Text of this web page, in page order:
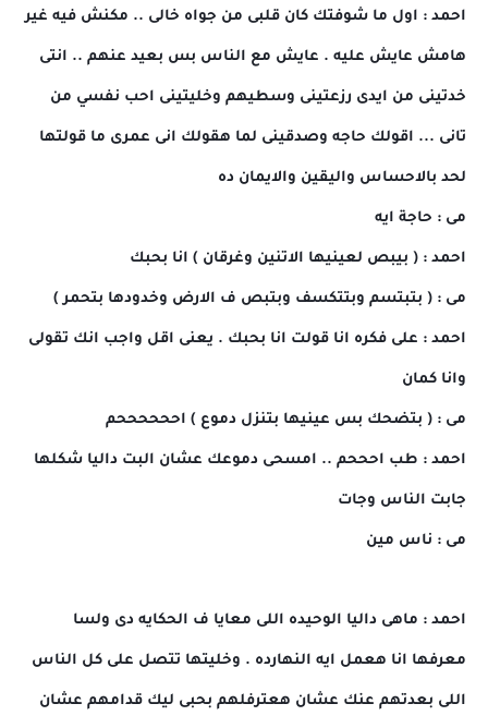
احمد : اول ما شوفتك كان قلبى من جواه خالى .. مكنش فيه غير
هامش عايش عليه . عايش مع الناس بس بعيد عنهم .. انتى
خدتينى من ايدى رزعتينى وسطيهم وخليتينى احب نفسي من
تانى ... اقولك حاجه وصدقينى لما هقولك انى عمرى ما قولتها
لحد بالاحساس واليقين والايمان ده
مى : حاجة ايه
احمد : ( بيبص لعينيها الاتنين وغرقان ) انا بحبك
مى : ( بتبتسم وبتتكسف وبتبص ف الارض وخدودها بتحمر )
احمد : على فكره انا قولت انا بحبك . يعنى اقل واجب انك تقولى
وانا كمان
مى : ( بتضحك بس عينيها بتنزل دموع ) اححححححم
احمد : طب احححم .. امسحى دموعك عشان البت داليا شكلها
جابت الناس وجات
مى : ناس مين
احمد : ماهى داليا الوحيده اللى معايا ف الحكايه دى ولسا
معرفها انا هعمل ايه النهارده . وخليتها تتصل على كل الناس
اللى بعدتهم عنك عشان هعترفلهم بحبى ليك قدامهم عشان